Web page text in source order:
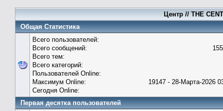
Центр // THE
Общая Статистика
Всего пользователей:
Всего сообщений:
Всего тем:
Всего категорий:
Пользователей Online:
Максимум Online:
19147 - 28-Марта-2026
Сегодня Online:
Первая десятка пользователей